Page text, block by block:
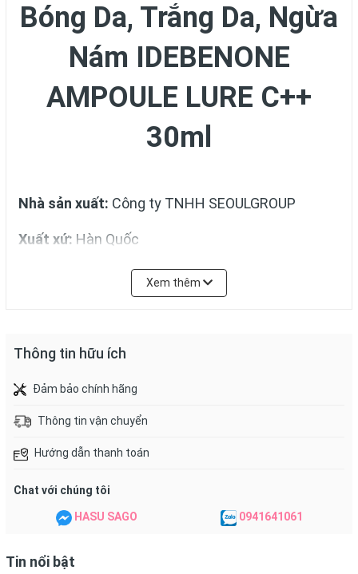
Bóng Da, Trắng Da, Ngừa
Nám IDEBENONE
AMPOULE LURE C++
30ml
Nhà sản xuất: Công ty TNHH SEOULGROUP
Xuất xứ: Hàn Quốc
Mediskinbyc
Xem thêm
Thông tin hữu ích
Đảm bảo chính hãng
Thông tin vận chuyển
Hướng dẫn thanh toán
Chat với chúng tôi
HASU SAGO 0941641061
Tin nổi bật